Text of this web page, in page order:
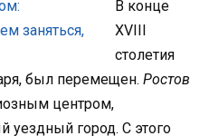
В конце
XVIII
столетия
был перемещен. Ростов
центром,
уездный город. С этого